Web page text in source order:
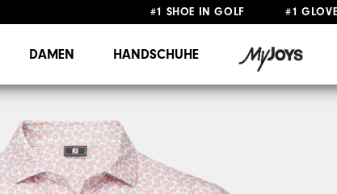
#1 SHOE IN GOLF #1 GLOVE
DAMEN HANDSCHUHE